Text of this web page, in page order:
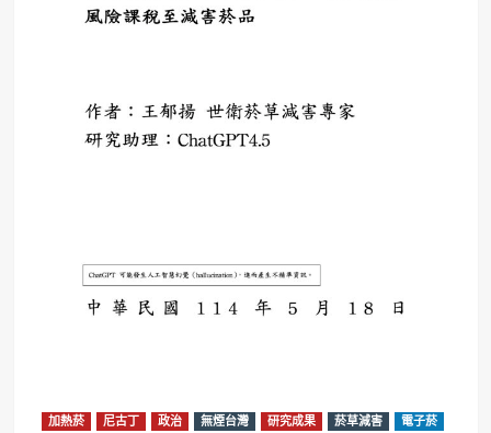
加熱菸 尼古丁 政治 無煙台灣 研究成果 菸草減害 電子菸